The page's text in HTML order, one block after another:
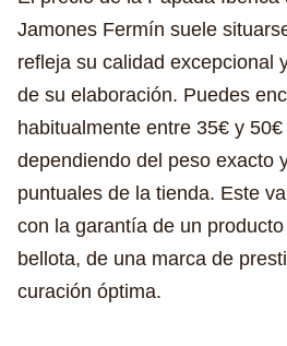
Jamones Fermín suele
refleja su calidad excepcional
de su elaboración. Puedes
habitualmente entre 35€ y
dependiendo del peso exacto
puntuales de la tienda. Este
con la garantía de un
bellota, de una marca de
curación óptima.